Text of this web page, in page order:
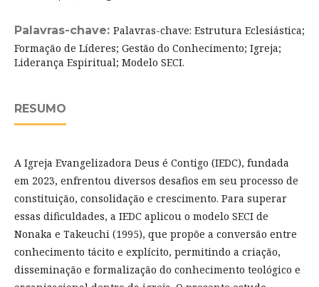
Palavras-chave: Palavras-chave: Estrutura Eclesiástica;
Formação de Líderes; Gestão do Conhecimento; Igreja;
Liderança Espiritual; Modelo SECI.
RESUMO
A Igreja Evangelizadora Deus é Contigo (IEDC), fundada
em 2023, enfrentou diversos desafios em seu processo de
constituição, consolidação e crescimento. Para superar
essas dificuldades, a IEDC aplicou o modelo SECI de
Nonaka e Takeuchi (1995), que propõe a conversão entre
conhecimento tácito e explícito, permitindo a criação,
disseminação e formalização do conhecimento teológico e